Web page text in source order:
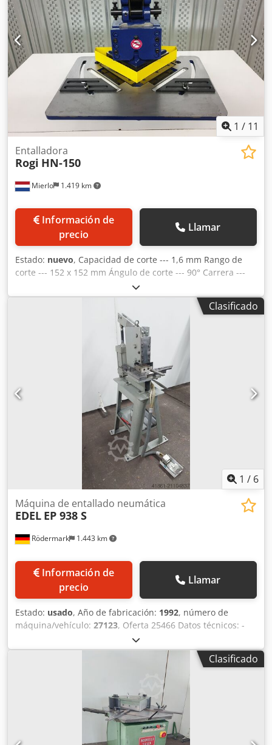
380 x 380 x 1000 mm (con brazo de palanca de 650 mm)
Peso neto: 90 kg En buen estado
1 / 11
Mierlo 1.419 km
Entalladora
Rogi HN-150
Información de
precio
Llamar
Estado: nuevo, Capacidad de corte --- 1,6 mm Rango de
corte --- 152 x 152 mm Ángulo de corte --- 90° Carrera ---
20 mm Mesa de trabajo --- 450 x 300 mm Tamaño del
paquete --- 550 x 500 x 550 mm Dkodpfx Afowmgltsajr Peso
Clasificado
1 / 6
Rödermark 1.443 km
Máquina de entallado neumática
EDEL EP 938 S
Información de
precio
Llamar
Estado: usado, Año de fabricación: 1992, número de
máquina/vehículo: 27123, Oferta 25466 Datos técnicos: -
Longitud de corte hasta 125 mm - Espesor de corte - con
resistencia de 400N/mm²: 4 mm Dksdpoyfchgofx Afajr - con
resistencia de 700N/mm²: 2,5 mm - aluminio, plástico: 6
mm - Ángulo de corte: 90° - Topes de profundidad - Pedal
de pie - Dimensiones aproximadas: An 700 x Al 1400 x Pr
800 mm - Peso aprox. 150 kg
Clasificado